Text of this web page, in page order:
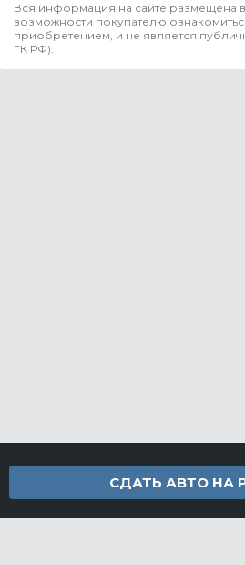
Вся информация на сайте размещена
возможности покупателю
приобретением, и не является
ГК РФ).
СДАТЬ АВТО НА